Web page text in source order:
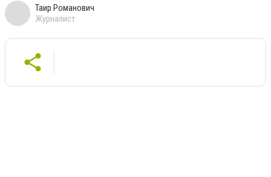
Таир Романович
Журналист